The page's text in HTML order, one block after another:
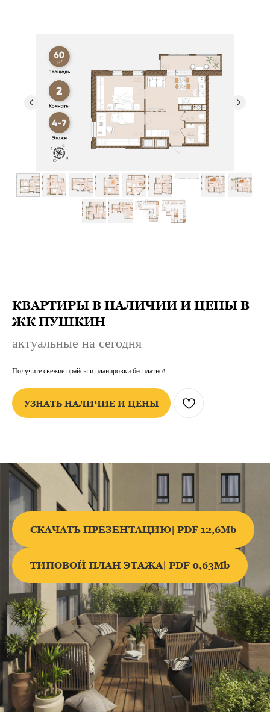
КВАРТИРЫ В НАЛИЧИИ И ЦЕНЫ В
ЖК ПУШКИН
актуальные на сегодня
Получите свежие прайсы и планировки бесплатно!
УЗНАТЬ НАЛИЧИЕ И ЦЕНЫ
СКАЧАТЬ ПРЕЗЕНТАЦИЮ| PDF 12,6Mb
ТИПОВОЙ ПЛАН ЭТАЖА| PDF 0,63Mb